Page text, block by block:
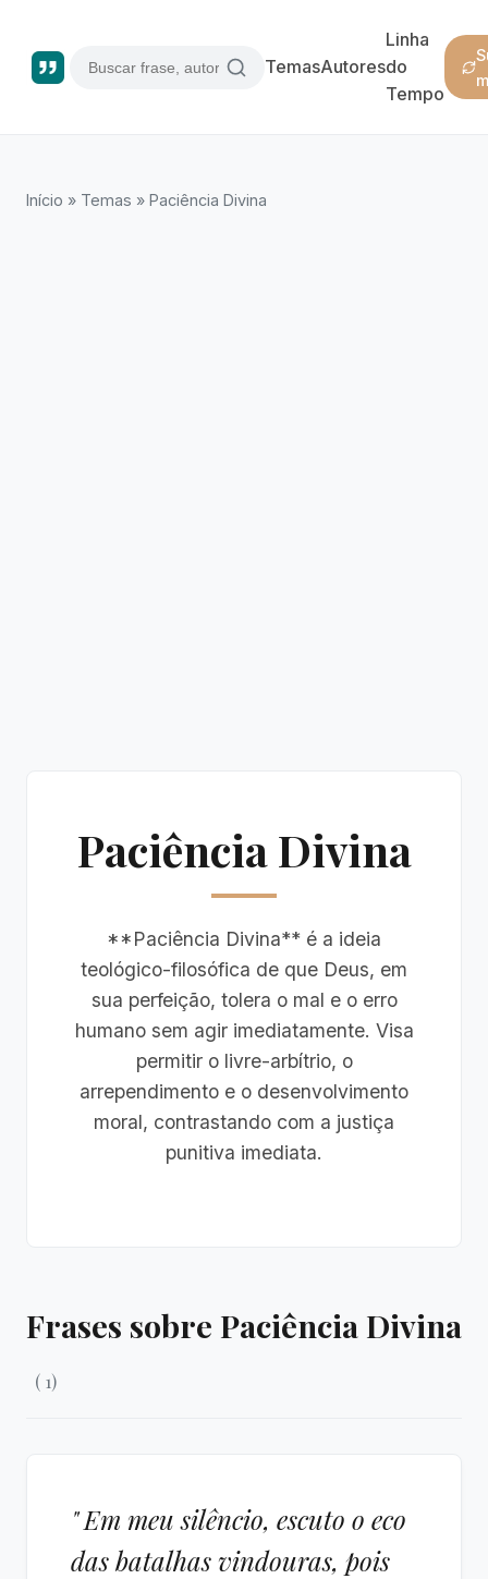
TemasAutores
Linha
do
Tempo
Início » Temas » Paciência Divina
Paciência Divina
**Paciência Divina** é a ideia
teológico-filosófica de que Deus, em
sua perfeição, tolera o mal e o erro
humano sem agir imediatamente. Visa
permitir o livre-arbítrio, o
arrependimento e o desenvolvimento
moral, contrastando com a justiça
punitiva imediata.
Frases sobre Paciência Divina
( 1)
" Em meu silêncio, escuto o eco
das batalhas vindouras, pois